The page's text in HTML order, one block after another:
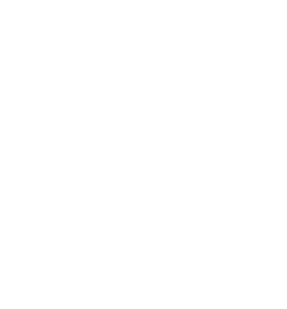
zum
eines